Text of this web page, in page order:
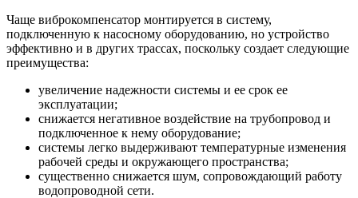
Чаще виброкомпенсатор монтируется в систему,
подключенную к насосному оборудованию, но устройство
эффективно и в других трассах, поскольку создает следующие
преимущества:
увеличение надежности системы и ее срок ее
эксплуатации;
снижается негативное воздействие на трубопровод и
подключенное к нему оборудование;
системы легко выдерживают температурные изменения
рабочей среды и окружающего пространства;
существенно снижается шум, сопровождающий работу
водопроводной сети.